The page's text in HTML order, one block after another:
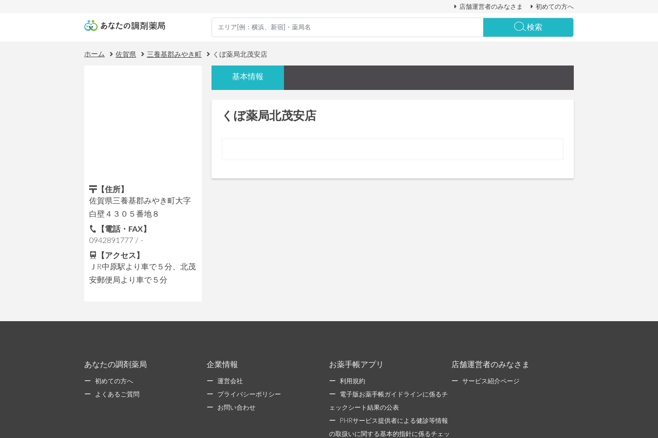
店舗運営者のみなさま 初めての方へ
検索
ホーム 佐賀県 三養基郡みやき町 くぼ薬局北茂安店
【住所】
佐賀県三養基郡みやき町大字
白壁４３０５番地８
【電話・FAX】
0942891777 / -
【アクセス】
ＪR中原駅より車で５分、北茂
安郵便局より車で５分
基本情報
くぼ薬局北茂安店
あなたの調剤薬局
初めての方へ
よくあるご質問
企業情報
運営会社
プライバシーポリシー
お問い合わせ
お薬手帳アプリ
利用規約
電子版お薬手帳ガイドラインに係るチ
ェックシート結果の公表
PHRサービス提供者による健診等情報
の取扱いに関する基本的指針に係るチェッ
店舗運営者のみなさま
サービス紹介ページ